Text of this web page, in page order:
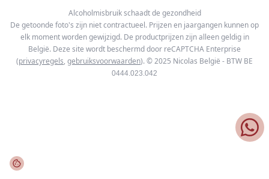
Alcoholmisbruik schaadt de gezondheid
De getoonde foto's zijn niet contractueel. Prijzen en jaargangen kunnen op
elk moment worden gewijzigd. De productprijzen zijn alleen geldig in
België. Deze site wordt beschermd door reCAPTCHA Enterprise
(privacyregels, gebruiksvoorwaarden). © 2025 Nicolas België - BTW BE
0444.023.042